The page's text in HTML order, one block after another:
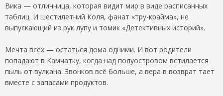
Вика — отличница, которая видит мир в виде расписанных
таблиц. И шестилетний Коля, фанат «тру-крайма», не
выпускающий из рук лупу и томик «Детективных историй».
Мечта всех — остаться дома одними. И вот родители
попадают в Камчатку, когда над полуостровом встилается
пыль от вулкана. Звонков всё больше, а вера в возврат тает
вместе с запасами продуктов.